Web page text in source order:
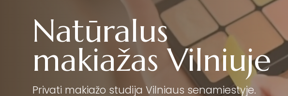
Natūralus
makiažas Vilniuje
Privati makiažo studija Vilniaus senamiestyje.